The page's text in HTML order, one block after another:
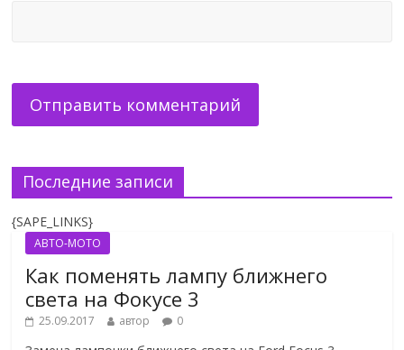
Последние записи
{SAPE_LINKS}
АВТО-МОТО
Как поменять лампу ближнего
света на Фокусе 3
25.09.2017 автор 0